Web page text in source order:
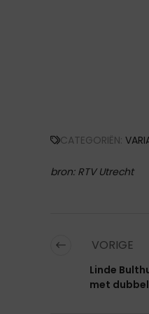
CATEGORIËN:
bron: RTV Utrecht
VORIGE
Linde
met